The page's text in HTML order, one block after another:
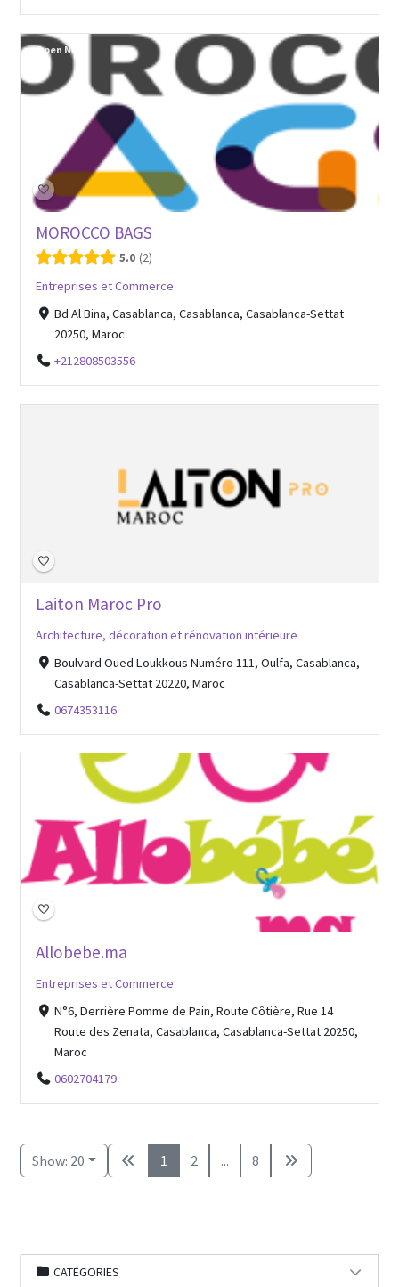
MOROCCO BAGS
5.0 2
Entreprises et Commerce
Bd Al Bina, Casablanca, Casablanca, Casablanca-Settat
20250, Maroc
+212808503556
Open Now
Laiton Maroc Pro
Architecture, décoration et rénovation intérieure
Boulvard Oued Loukkous Numéro 111, Oulfa, Casablanca,
Casablanca-Settat 20220, Maroc
0674353116
Allobebe.ma
Entreprises et Commerce
N°6, Derrière Pomme de Pain, Route Côtière, Rue 14
Route des Zenata, Casablanca, Casablanca-Settat 20250,
Maroc
0602704179
Open Now
Show: 20 1 2 ... 8
CATÉGORIES